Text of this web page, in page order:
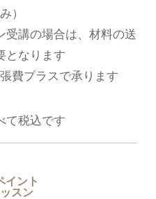
）
受講の場合は、材料の送
となります
費プラスで承ります
て税込です
イント
スン